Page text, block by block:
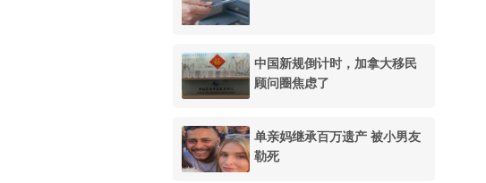
中国新规倒计时，加拿大移民
顾问圈焦虑了
单亲妈继承百万遗产 被小男友
勒死